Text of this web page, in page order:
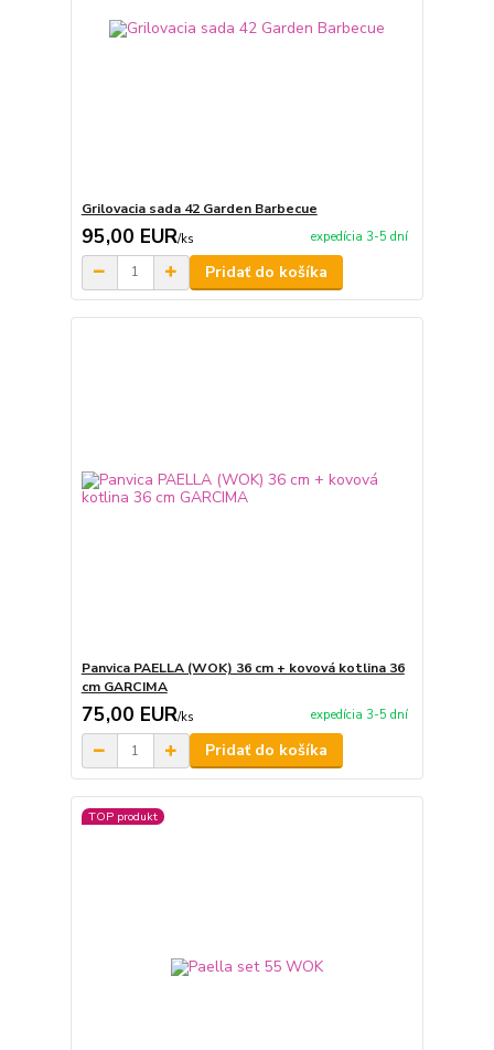
Grilovacia sada 42 Garden Barbecue
95,00 EUR/ks expedícia 3-5 dní
Pridať do košíka
Panvica PAELLA (WOK) 36 cm + kovová kotlina 36
cm GARCIMA
75,00 EUR/ks expedícia 3-5 dní
Pridať do košíka
TOP produkt